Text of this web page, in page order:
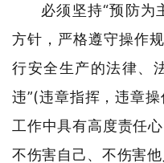
必须坚持“预防为
方针，严格遵守操作
行安全生产的法律、
违”(违章指挥，违章
工作中具有高度责任
不伤害自己、不伤害